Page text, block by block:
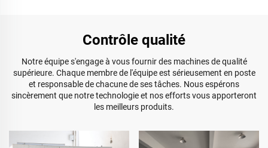
Contrôle qualité
Notre équipe s'engage à vous fournir des machines de qualité
supérieure. Chaque membre de l'équipe est sérieusement en poste
et responsable de chacune de ses tâches. Nous espérons
sincèrement que notre technologie et nos efforts vous apporteront
les meilleurs produits.